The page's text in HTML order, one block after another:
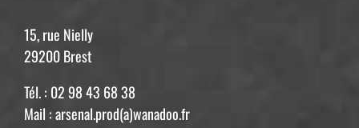
15, rue Nielly
29200 Brest
Tél. : 02 98 43 68 38
Mail : arsenal.prod(a)wanadoo.fr